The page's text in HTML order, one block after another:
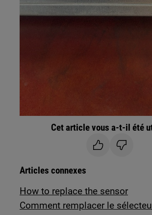
Cet article vous a-t-il été
Articles connexes
How to replace the sensor
Comment remplacer le